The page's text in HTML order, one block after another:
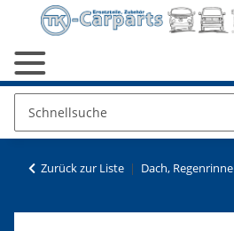
Zurück zur Liste Dach, Regenrinne